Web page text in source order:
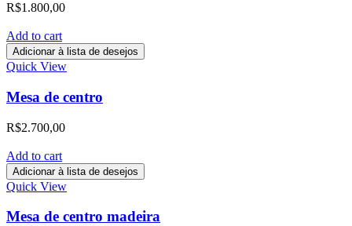
R$1.800,00
Add to cart
Adicionar à lista de desejos
Quick View
Mesa de centro
R$2.700,00
Add to cart
Adicionar à lista de desejos
Quick View
Mesa de centro madeira